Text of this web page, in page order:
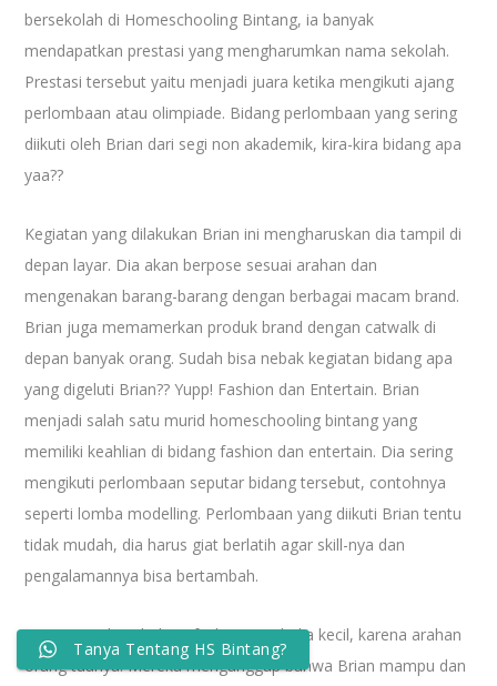
bersekolah di Homeschooling Bintang, ia banyak
mendapatkan prestasi yang mengharumkan nama sekolah.
Prestasi tersebut yaitu menjadi juara ketika mengikuti ajang
perlombaan atau olimpiade. Bidang perlombaan yang sering
diikuti oleh Brian dari segi non akademik, kira-kira bidang apa
yaa??
Kegiatan yang dilakukan Brian ini mengharuskan dia tampil di
depan layar. Dia akan berpose sesuai arahan dan
mengenakan barang-barang dengan berbagai macam brand.
Brian juga memamerkan produk brand dengan catwalk di
depan banyak orang. Sudah bisa nebak kegiatan bidang apa
yang digeluti Brian?? Yupp! Fashion dan Entertain. Brian
menjadi salah satu murid homeschooling bintang yang
memiliki keahlian di bidang fashion dan entertain. Dia sering
mengikuti perlombaan seputar bidang tersebut, contohnya
seperti lomba modelling. Perlombaan yang diikuti Brian tentu
tidak mudah, dia harus giat berlatih agar skill-nya dan
pengalamannya bisa bertambah.
Brian menekuni bidang fashion sejak dia kecil, karena arahan
orang tuanya. Mereka menganggap bahwa Brian mampu dan
Tanya Tentang HS Bintang?